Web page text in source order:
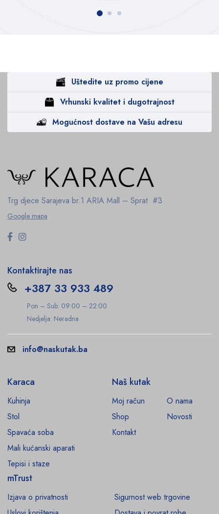
Uštedite uz promo cijene
Vrhunski kvalitet i dugotrajnost
Mogućnost dostave na Vašu adresu
Trg djece Sarajeva br.1 ARIA Mall – Sprat #3
Google mapa
Kontaktirajte nas
+387 33 933 489
Pon – Sub: 09:00 – 22:00
Nedjelja: Neradna
info@naskutak.ba
Karaca
Kuhinja
Stol
Spavaća soba
Mali kućanski aparati
Tepisi i staze
Naš kutak
Moj račun
O nama
Shop
Novosti
Kontakt
mTrust
Izjava o privatnosti
Sigurnost web trgovine